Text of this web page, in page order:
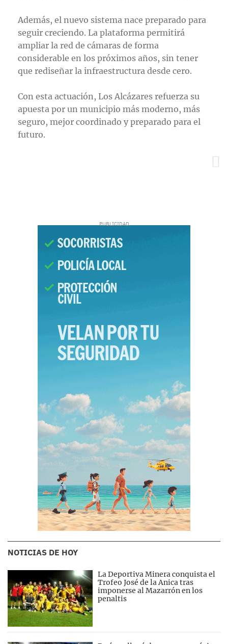
Además, el nuevo sistema nace preparado para
seguir creciendo. La plataforma permitirá
ampliar la red de cámaras de forma
considerable en los próximos años, sin tener
que rediseñar la infraestructura desde cero.
Con esta actuación, Los Alcázares refuerza su
apuesta por un municipio más moderno, más
seguro, mejor coordinado y preparado para el
futuro.
NOTICIAS DE HOY
La Deportiva Minera conquista el
Trofeo José de la Anica tras
imponerse al Mazarrón en los
penaltis